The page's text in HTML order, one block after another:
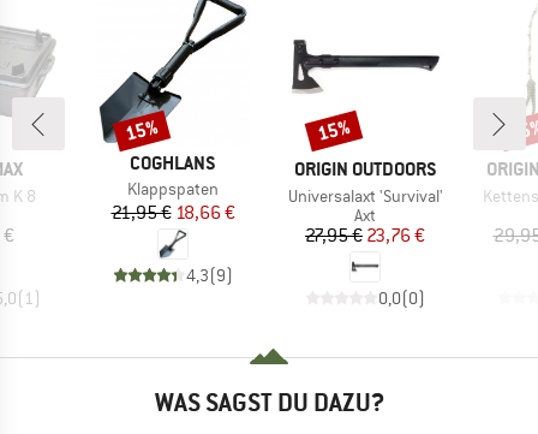
K 8
(1 )
MARKE
COGHLANS
Artikel
Klappspaten
Preis
21,95 €reduzierter Preis
18,66 €
4,3(9)
Rabatt
15%
MARKE
ORIGIN OUTDOORS
Artikel
Universalaxt 'Survival'
Produktgruppe
Axt
Preis
27,95 € reduzierter Preis
23,76 €
0,0(0)
Rabatt
15%
Artikel
WAS SAGST DU DAZU?